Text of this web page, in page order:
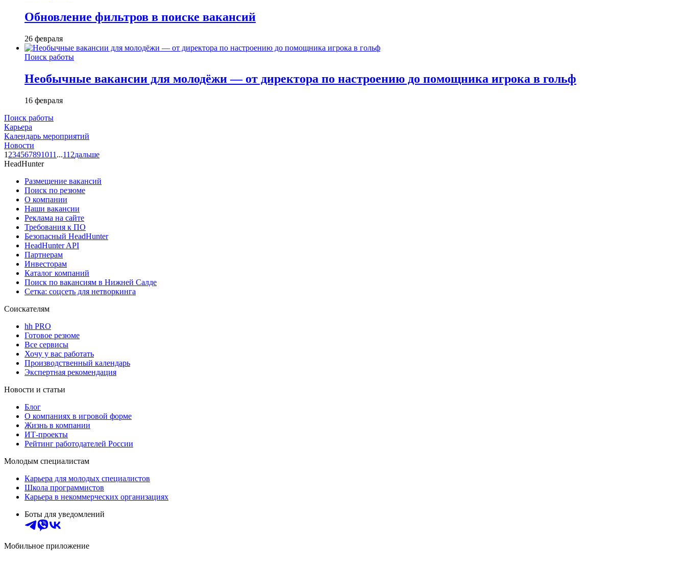
Обновление фильтров в поиске вакансий
26 февраля
Поиск работы
Необычные вакансии для молодёжи — от директора по настроению до помощника игрока в гольф
16 февраля
Поиск работы
Карьера
Календарь мероприятий
Новости
1 234567891011 ...112дальше
HeadHunter
Размещение вакансий
Поиск по резюме
О компании
Наши вакансии
Реклама на сайте
Требования к ПО
Безопасный HeadHunter
HeadHunter API
Партнерам
Инвесторам
Каталог компаний
Поиск по вакансиям в Нижней Салде
Сетка: соцсеть для нетворкинга
Соискателям
hh PRO
Готовое резюме
Все сервисы
Хочу у вас работать
Производственный календарь
Экспертная рекомендация
Новости и статьи
Блог
О компаниях в игровой форме
Жизнь в компании
ИТ-проекты
Рейтинг работодателей России
Молодым специалистам
Карьера для молодых специалистов
Школа программистов
Карьера в некоммерческих организациях
Боты для уведомлений
Мобильное приложение